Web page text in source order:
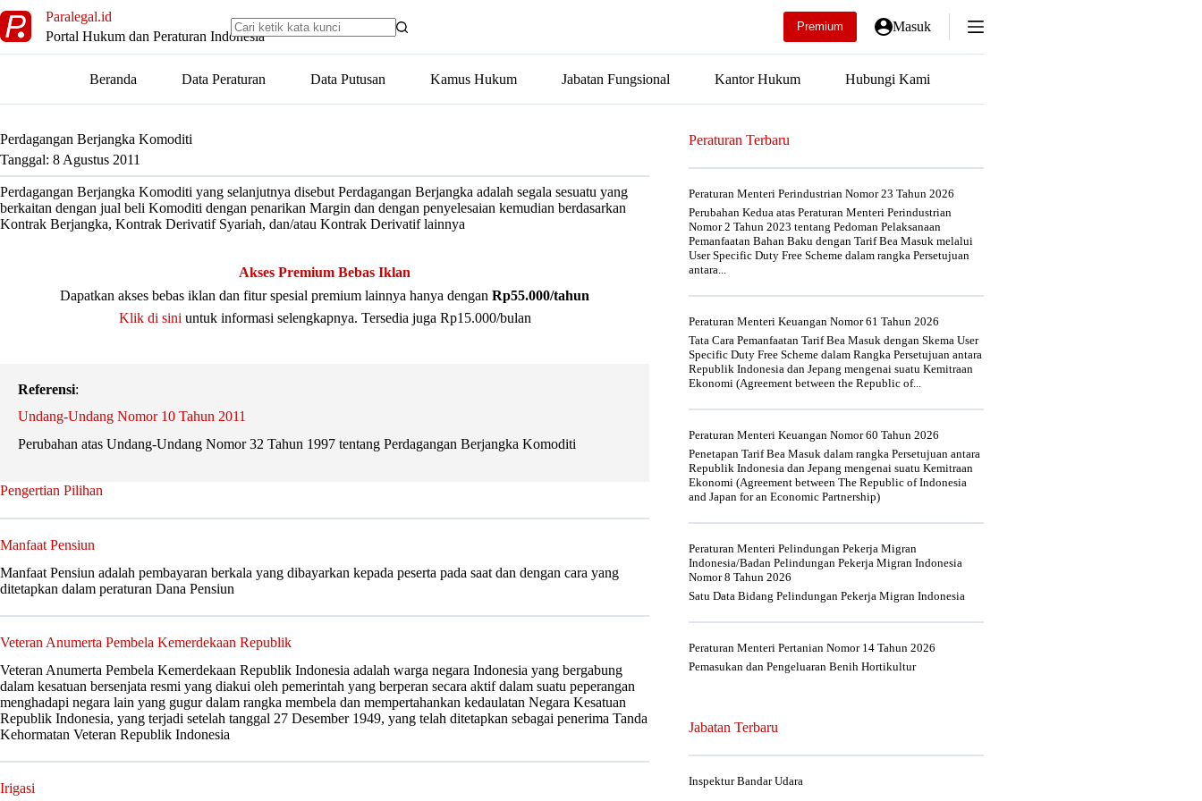
to
content
Paralegal.id
Portal Hukum dan Peraturan Indonesia
Premium Masuk
Beranda Data Peraturan Data Putusan Kamus Hukum Jabatan Fungsional Kantor Hukum Hubungi Kami
Perdagangan Berjangka Komoditi
Tanggal: 8 Agustus 2011
Perdagangan Berjangka Komoditi yang selanjutnya disebut Perdagangan Berjangka adalah segala sesuatu yang
berkaitan dengan jual beli Komoditi dengan penarikan Margin dan dengan penyelesaian kemudian berdasarkan
Kontrak Berjangka, Kontrak Derivatif Syariah, dan/atau Kontrak Derivatif lainnya
Akses Premium Bebas Iklan
Dapatkan akses bebas iklan dan fitur spesial premium lainnya hanya dengan Rp55.000/tahun
Klik di sini untuk informasi selengkapnya. Tersedia juga Rp15.000/bulan
Referensi:
Undang-Undang Nomor 10 Tahun 2011
Perubahan atas Undang-Undang Nomor 32 Tahun 1997 tentang Perdagangan Berjangka Komoditi
Pengertian Pilihan
Manfaat Pensiun
Manfaat Pensiun adalah pembayaran berkala yang dibayarkan kepada peserta pada saat dan dengan cara yang
ditetapkan dalam peraturan Dana Pensiun
Veteran Anumerta Pembela Kemerdekaan Republik
Veteran Anumerta Pembela Kemerdekaan Republik Indonesia adalah warga negara Indonesia yang bergabung
dalam kesatuan bersenjata resmi yang diakui oleh pemerintah yang berperan secara aktif dalam suatu peperangan
menghadapi negara lain yang gugur dalam rangka membela dan mempertahankan kedaulatan Negara Kesatuan
Republik Indonesia, yang terjadi setelah tanggal 27 Desember 1949, yang telah ditetapkan sebagai penerima Tanda
Kehormatan Veteran Republik Indonesia
Irigasi
Peraturan Terbaru
Peraturan Menteri Perindustrian Nomor 23 Tahun 2026
Perubahan Kedua atas Peraturan Menteri Perindustrian
Nomor 2 Tahun 2023 tentang Pedoman Pelaksanaan
Pemanfaatan Bahan Baku dengan Tarif Bea Masuk melalui
User Specific Duty Free Scheme dalam rangka Persetujuan
antara...
Peraturan Menteri Keuangan Nomor 61 Tahun 2026
Tata Cara Pemanfaatan Tarif Bea Masuk dengan Skema User
Specific Duty Free Scheme dalam Rangka Persetujuan antara
Republik Indonesia dan Jepang mengenai suatu Kemitraan
Ekonomi (Agreement between the Republic of...
Peraturan Menteri Keuangan Nomor 60 Tahun 2026
Penetapan Tarif Bea Masuk dalam rangka Persetujuan antara
Republik Indonesia dan Jepang mengenai suatu Kemitraan
Ekonomi (Agreement between The Republic of Indonesia
and Japan for an Economic Partnership)
Peraturan Menteri Pelindungan Pekerja Migran
Indonesia/Badan Pelindungan Pekerja Migran Indonesia
Nomor 8 Tahun 2026
Satu Data Bidang Pelindungan Pekerja Migran Indonesia
Peraturan Menteri Pertanian Nomor 14 Tahun 2026
Pemasukan dan Pengeluaran Benih Hortikultur
Jabatan Terbaru
Inspektur Bandar Udara